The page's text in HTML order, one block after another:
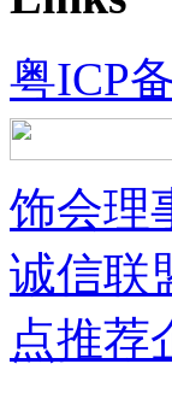
粤ICP
饰会理
诚信联
点推荐